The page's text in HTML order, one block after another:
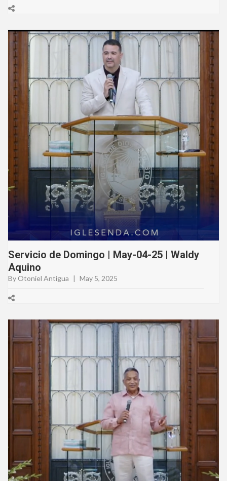
Servicio de Domingo | May-04-25 | Waldy
Aquino
By Otoniel Antigua | May 5, 2025